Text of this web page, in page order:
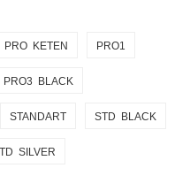
PRO KETEN PRO1
PRO3 BLACK
STANDART STD BLACK
SILVER